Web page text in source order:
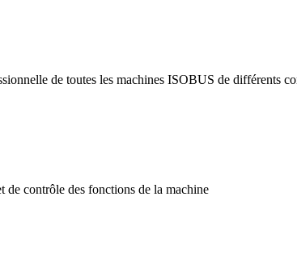
de toutes les machines ISOBUS de différents
contrôle des fonctions de la machine